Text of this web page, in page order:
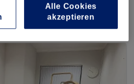
Taubenstraße 1, 60313
Alle Cookies
akzeptieren